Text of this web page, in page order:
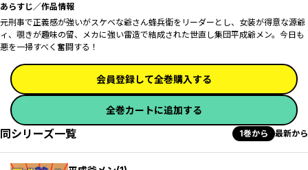
あらすじ／作品情報
元刑事で正義感が強いがスケベな爺さん蜂兵衛をリーダーとし、女装が得意な源爺
ィ、覗きが趣味の留、メカに強い雷造で結成された世直し集団平成爺メン。今日も
悪を一掃すべく奮闘する！
会員登録して全巻購入する
全巻カートに追加する
同シリーズ一覧 1巻から 最新から